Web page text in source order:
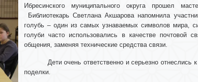
Ибресинского муниципального округа прошел
Библиотекарь Светлана Акшарова напомнила
голубь – один из самых узнаваемых символов мира,
голуби часто использовались в качестве почтовой
общения, заменяя технические средства связи.
Дети очень ответственно и серьезно отнеслись
поделки.